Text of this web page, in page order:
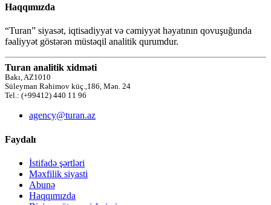
Haqqımızda
“Turan” siyasət, iqtisadiyyat və cəmiyyət həyatının qovuşuğunda
fəaliyyət göstərən müstəqil analitik qurumdur.
Turan analitik xidməti
Bakı, AZ1010
Süleyman Rəhimov küç.,186, Mən. 24
Tel.: (+99412) 440 11 96
agency@turan.az
Faydalı
İstifadə şərtləri
Məxfilik siyasti
Abunə
Haqqımızda